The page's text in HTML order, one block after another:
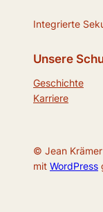
Integrierte
Unsere
Geschichte
Karriere
© Jean Krämer
mit WordPress